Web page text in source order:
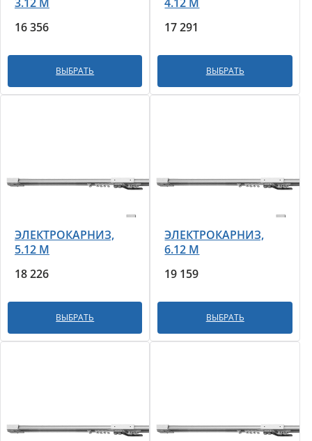
3.12 М
16 356
ВЫБРАТЬ
4.12 М
17 291
ВЫБРАТЬ
ЭЛЕКТРОКАРНИЗ,
5.12 М
18 226
ВЫБРАТЬ
ЭЛЕКТРОКАРНИЗ,
6.12 М
19 159
ВЫБРАТЬ